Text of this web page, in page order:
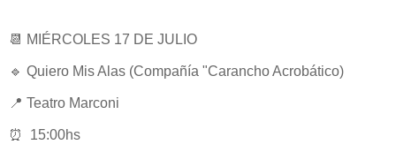
📆 MIÉRCOLES 17 DE JULIO
🔹 Quiero Mis Alas (Compañía "Carancho Acrobático)
📍 Teatro Marconi
⏰ 15:00hs